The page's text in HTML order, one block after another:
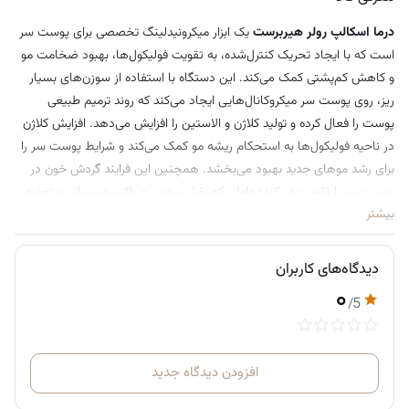
درما اسکالپ رولر هیربرستیک ابزار میکرونیدلینگ تخصصی برای پوست سر
است که با ایجاد تحریک کنترل‌شده، به تقویت فولیکول‌ها، بهبود ضخامت مو
و کاهش کم‌پشتی کمک می‌کند. این دستگاه با استفاده از سوزن‌های بسیار
ریز، روی پوست سر میکروکانال‌هایی ایجاد می‌کند که روند ترمیم طبیعی
پوست را فعال کرده و تولید کلاژن و الاستین را افزایش می‌دهد. افزایش کلاژن
در ناحیه فولیکول‌ها به استحکام ریشه مو کمک می‌کند و شرایط پوست سر را
برای رشد موهای جدید بهبود می‌بخشد. همچنین این فرایند گردش خون در
پوست سر را تقویت می‌کند؛ عاملی که نقش مهمی در اکسیژن‌رسانی و تغذیه
بهتر فولیکول‌ها دارد.
استفاده منظم از این دستگاه—معمولاً ۳ بار در هفته و هر بار حدود ۱۵ دقیقه
—می‌تواند به بهبود قابل‌توجه حجم و کیفیت مو کمک کند. با این حال، رعایت
اصول بهداشتی برای استفاده از این محصول ضروری است؛ زیرا سوزن‌ها
مشکلات پوستی فعال استفاده گردد. در صورت مشاهده خم‌شدگی یا
آسیب‌دیدن سوزن‌ها، ادامه استفاده می‌تواند خطرناک باشد و باید فوراً متوقف
بیشتر
دیدگاه‌های کاربران
۰/5
افزودن دیدگاه جدید